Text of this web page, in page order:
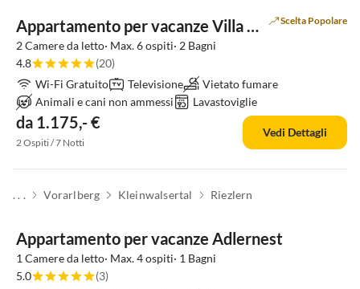
Appartamento per vacanze Villa Harmonie Scelta Popolare
2 Camere da letto· Max. 6 ospiti· 2 Bagni
4.8
(20)
Wi-Fi Gratuito
Televisione
Vietato fumare
Animali e cani non ammessi
Lavastoviglie
da 1.175,- €
2 Ospiti / 7 Notti
Vedi Dettagli
. . . Vorarlberg Kleinwalsertal Riezlern
Appartamento per vacanze Adlernest
1 Camere da letto· Max. 4 ospiti· 1 Bagni
5.0
(3)